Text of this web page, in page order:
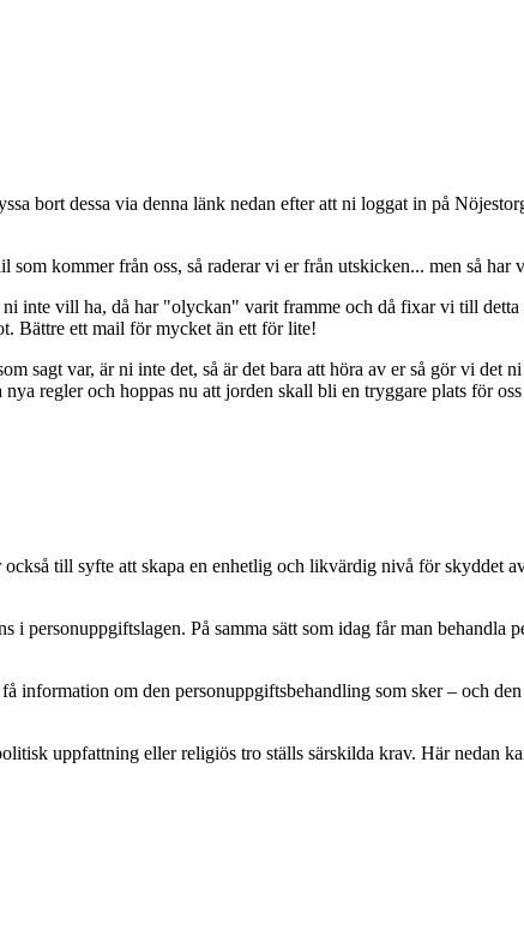
bort dessa via denna länk nedan efter att ni loggat in på
kommer från oss, så raderar vi er från utskicken... men så har
inte vill ha, då har "olyckan" varit framme och då fixar vi till
Bättre ett mail för mycket än ett för lite!
sagt var, är ni inte det, så är det bara att höra av er så gör vi
regler och hoppas nu att jorden skall bli en tryggare plats för
till syfte att skapa en enhetlig och likvärdig nivå för skyddet
personuppgiftslagen. På samma sätt som idag får man
information om den personuppgiftsbehandling som sker – och
uppfattning eller religiös tro ställs särskilda krav. Här nedan